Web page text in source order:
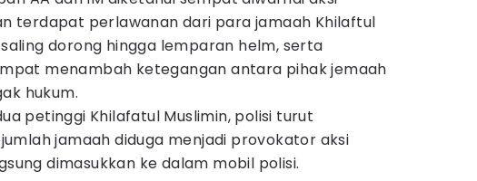
terdapat perlawanan dari para jamaah Khilaftul
dorong hingga lemparan helm, serta
menambah ketegangan antara pihak jemaah
hukum.
petinggi Khilafatul Muslimin, polisi turut
jamaah diduga menjadi provokator aksi
dimasukkan ke dalam mobil polisi.